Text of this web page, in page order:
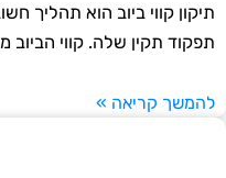
קווי ביוב הוא תהליך
תקין שלה. קווי הביוב
קריאה »